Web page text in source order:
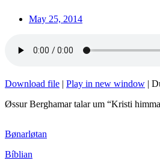
May 25, 2014
Download file | Play in new window |
Øssur Berghamar talar um “Kristi
Bønarløtan
Bíblian